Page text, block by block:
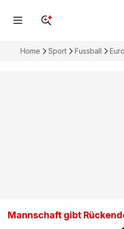
Home Sport Fussball
Mannschaft gibt